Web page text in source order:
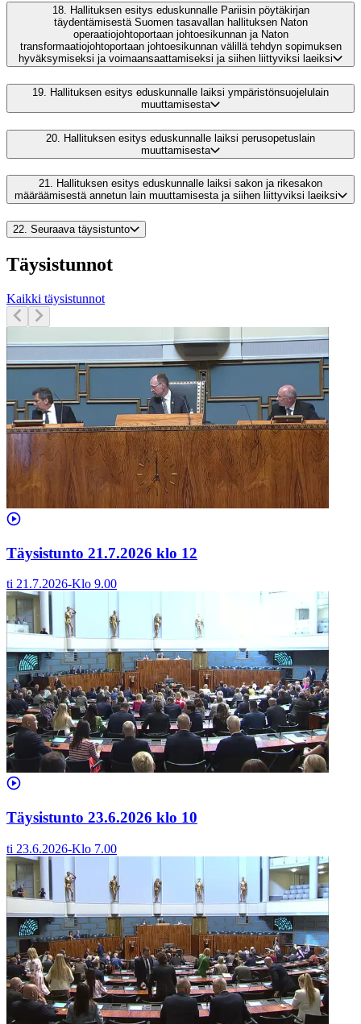
18. Hallituksen esitys eduskunnalle Pariisin pöytäkirjan
täydentämisestä Suomen tasavallan hallituksen Naton
operaatiojohtoportaan johtoesikunnan ja Naton
transformaatiojohtoportaan johtoesikunnan välillä tehdyn sopimuksen
hyväksymiseksi ja voimaansaattamiseksi ja siihen liittyviksi laeiksi
19.
Hallituksen esitys eduskunnalle laiksi ympäristönsuojelulain
muuttamisesta
20. Hallituksen esitys eduskunnalle laiksi perusopetuslain
muuttamisesta
21. Hallituksen esitys eduskunnalle laiksi sakon ja rikesakon
määräämisestä annetun lain muuttamisesta ja siihen liittyviksi laeiksi
22. Seuraava täysistunto
Täysistunnot
Kaikki täysistunnot
Täysistunto 21.7.2026 klo 12
ti 21.7.2026-Klo 9.00
Täysistunto 23.6.2026 klo 10
ti 23.6.2026-Klo 7.00